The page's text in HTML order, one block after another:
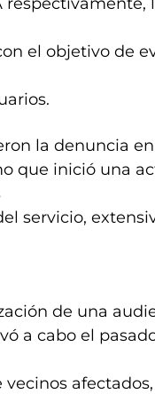
el objetivo de
la denuncia
que inició una
servicio,
de una
a cabo el